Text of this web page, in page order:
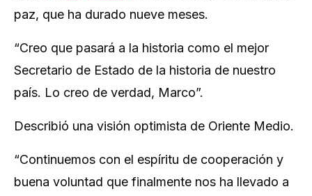
paz, que ha durado nueve meses.
“Creo que pasará a la historia como el mejor
Secretario de Estado de la historia de nuestro
país. Lo creo de verdad, Marco”.
Describió una visión optimista de Oriente Medio.
“Continuemos con el espíritu de cooperación y
buena voluntad que finalmente nos ha llevado a